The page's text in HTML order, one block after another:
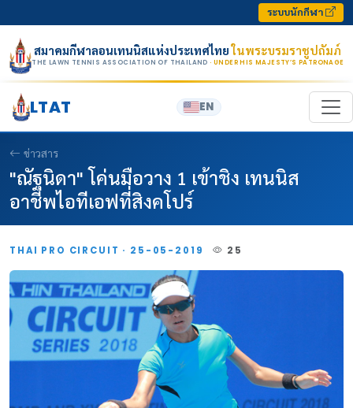
ระบบนักกีฬา
สมาคมกีฬาลอนเทนนิสแห่งประเทศไทยในพระบรมราชูปถัมภ์
THE LAWN TENNIS ASSOCIATION OF THAILAND · UNDER HIS MAJESTY’S PATRONAGE
LTAT EN
ข่าวสาร
"ณัฐนิดา" โค่นมือวาง 1 เข้าชิง เทนนิส
อาชีพไอทีเอฟที่สิงคโปร์
THAI PRO CIRCUIT · 25-05-2019 25